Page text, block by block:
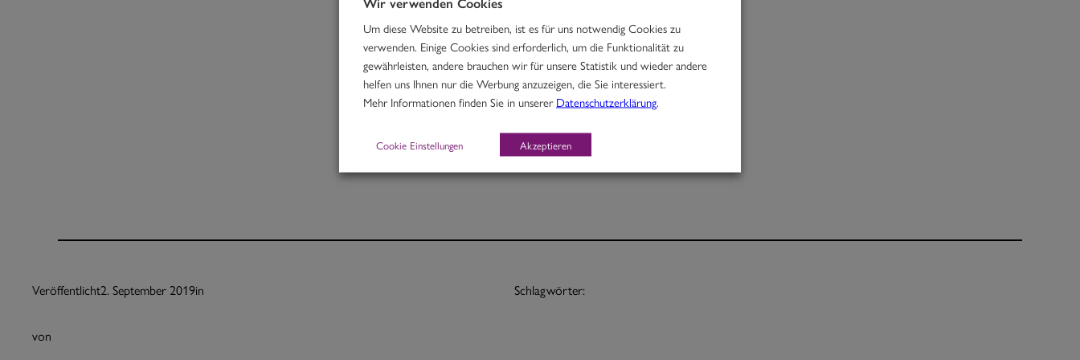
Rindfleisch in würzigem Madrascurry mit Süßkartoffeln
M, O
Portion 12,70
Veröffentlicht2. September 2019in
von
Schlagwörter:
Um diese Website zu betreiben, ist es für uns notwendig Cookies zu
verwenden. Einige Cookies sind erforderlich, um die Funktionalität zu
gewährleisten, andere brauchen wir für unsere Statistik und wieder andere
helfen uns Ihnen nur die Werbung anzuzeigen, die Sie interessiert.
Mehr Informationen finden Sie in unsererDatenschutzerklärung
Cookie Einstellungen Akzeptieren